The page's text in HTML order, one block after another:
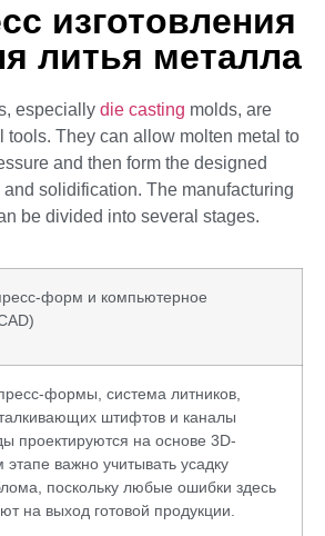
изготовления
литья металла
especially die casting molds, are
tools. They can allow molten metal to
and then form the designed
solidification. The manufacturing
be divided into several stages.
форм и компьютерное
формы, система литников,
штифтов и каналы
проектируются на основе 3D-
важно учитывать усадку
поскольку любые ошибки здесь
на выход готовой продукции.